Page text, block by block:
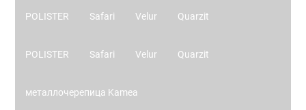
POLISTER
POLISTER
Safari
Safari
Velur
Velur
Quarzit
Quarzit
металлочерепица Kamea